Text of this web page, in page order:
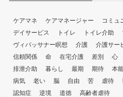
ケアマネ ケアマネージャー コミュ
デイサービス
トイレ トイレ介助
ヴィパッサナー瞑想
介護 介護サー
信頼関係
命 在宅介護 差別 心
排泄介助
暮らし 最期 期待 本
病気
老い 脳 自由 苦 虐待
認知症
逆境 道徳 高齢者虐待